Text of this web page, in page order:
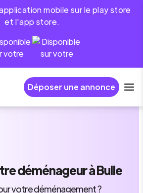
mobile sur le play store
et l'app store.
Déposer une annonce
déménageurà Bulle
votre déménagement ?